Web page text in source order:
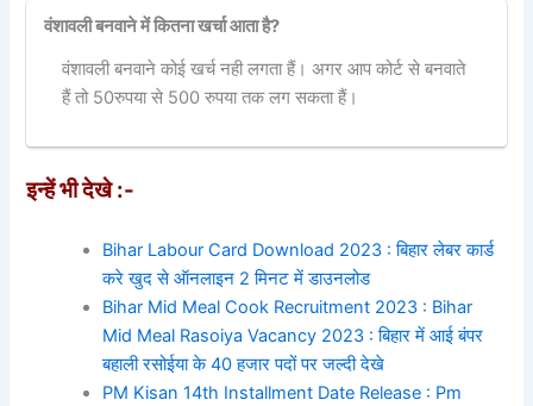
वंशावली बनवाने में कितना खर्चा आता है?
वंशावली बनवाने कोई खर्च नही लगता हैं। अगर आप कोर्ट से बनवाते
हैं तो 50रुपया से 500 रुपया तक लग सकता हैं।
इन्हें भी देखे :-
Bihar Labour Card Download 2023 : बिहार लेबर कार्ड
करे खुद से ऑनलाइन 2 मिनट में डाउनलोड
Bihar Mid Meal Cook Recruitment 2023 : Bihar
Mid Meal Rasoiya Vacancy 2023 : बिहार में आई बंपर
बहाली रसोईया के 40 हजार पदों पर जल्दी देखे
PM Kisan 14th Installment Date Release : Pm